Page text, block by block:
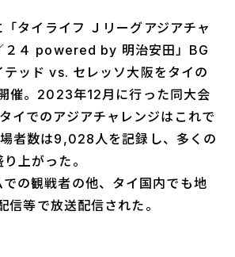
タイライフ Ｊリーグアジアチャ
２４ powered by 明治安田」BG
テッド vs. セレッソ大阪をタイの
催。2023年12月に行った同大会
イでのアジアチャレンジはこれで
者数は9,028人を記録し、多くの
上がった。
での観戦者の他、タイ国内でも地
信等で放送配信された。